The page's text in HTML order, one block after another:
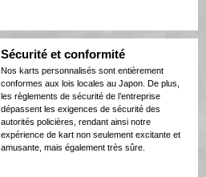
Sécurité et conformité
Nos karts personnalisés sont entièrement
conformes aux lois locales au Japon. De plus,
les règlements de sécurité de l’entreprise
dépassent les exigences de sécurité des
autorités policières, rendant ainsi notre
expérience de kart non seulement excitante et
amusante, mais également très sûre.